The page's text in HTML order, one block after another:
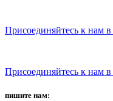
Присоединяйтесь к нам в
Присоединяйтесь к нам в
пишите нам: